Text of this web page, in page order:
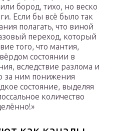
бород, тихо, но веско
Если бы всё было так
полагать, что виной
переход, который
того, что мантия,
состоянии в
вследствие разлома и
за ним понижения
состояние, выделяя
количество